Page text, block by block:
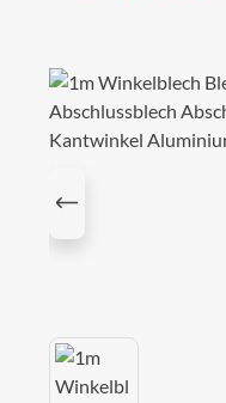
Bildergalerie